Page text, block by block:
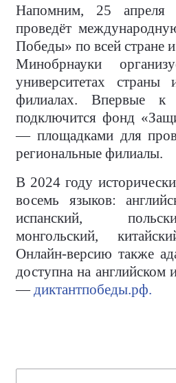
Напомним, 25 апреля
проведёт
Победы» по всей стране
Минобрнауки
университетах
филиалах. Впервые к
подключится фонд
— площадками для
региональные филиалы.
В 2024 году
восемь языков:
испанский,
монгольский,
Онлайн-версию также
доступна на английском
—диктантпобеды.рф.